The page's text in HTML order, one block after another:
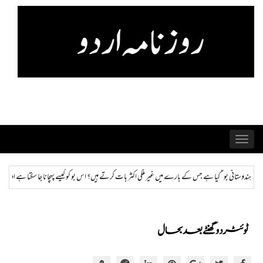
Skip
Toggle
navigation
بات کرتے ہیں؟ اس بو کو کیسے پہچانا جا سکتا ہے اور ختم کیا جا سکتا ہے؟ ہمراز: پاکستان
ٹوئٹر دو گھنٹے بعد بحال